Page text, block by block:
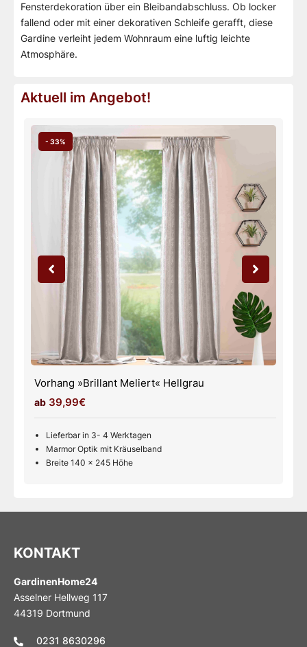
Fensterdekoration über ein Bleibandabschluss. Ob locker
fallend oder mit einer dekorativen Schleife gerafft, diese
Gardine verleiht jedem Wohnraum eine luftig leichte
Atmosphäre.
Aktuell im Angebot!
- 33%
Vorhang »Brillant Meliert« Weiß
39,99€
Lieferbar in 3- 4 Werktagen
Marmor Optik mit Kräuselband
Breite 140 x 245 Höhe
KONTAKT
GardinenHome24
Asselner Hellweg 117
44319 Dortmund
0231 8630296